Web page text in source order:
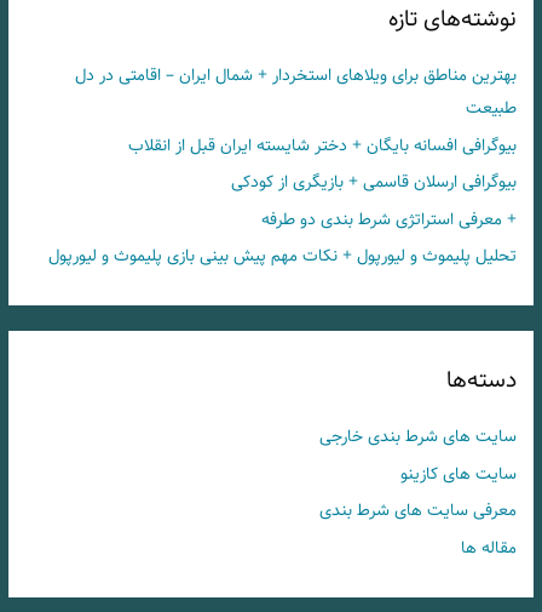
نوشته‌های تازه
بهترین مناطق برای ویلاهای استخردار + شمال ایران – اقامتی در دل
طبیعت
بیوگرافی افسانه بایگان + دختر شایسته ایران قبل از انقلاب
بیوگرافی ارسلان قاسمی + بازیگری از کودکی
+ معرفی استراتژی شرط بندی دو طرفه
تحلیل پلیموث و لیورپول + نکات مهم پیش بینی بازی پلیموث و لیورپول
دسته‌ها
سایت های شرط بندی خارجی
سایت های کازینو
معرفی سایت های شرط بندی
مقاله ها